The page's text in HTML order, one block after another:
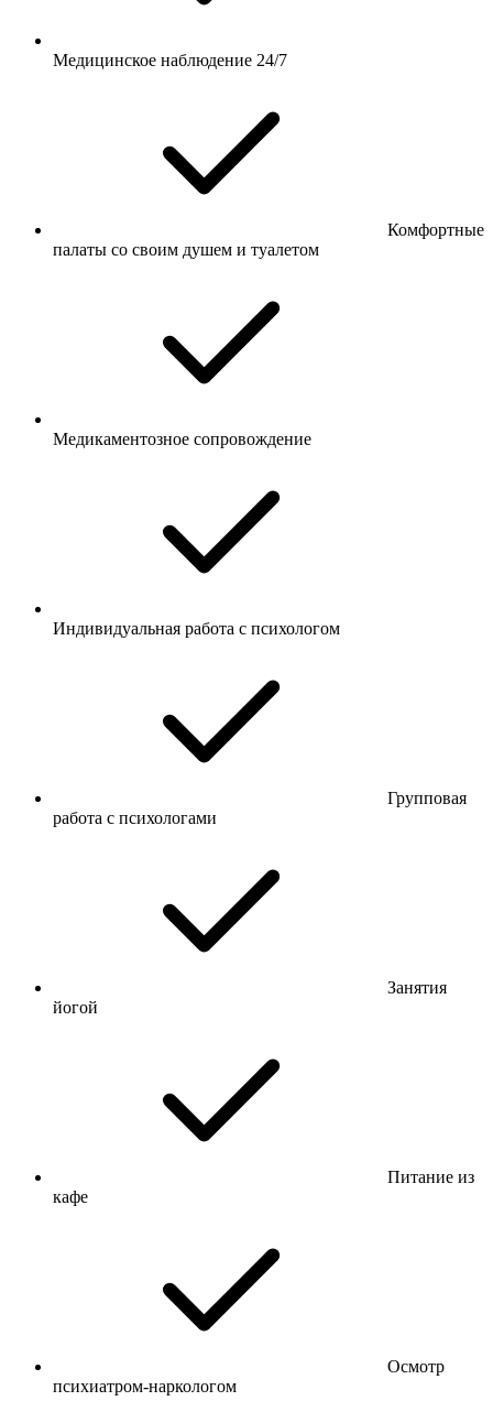
Медицинское наблюдение 24/7
Комфортные
палаты со своим душем и туалетом
Медикаментозное сопровождение
Индивидуальная работа с психологом
Групповая
работа с психологами
Занятия
йогой
Питание из
кафе
Осмотр
психиатром-наркологом